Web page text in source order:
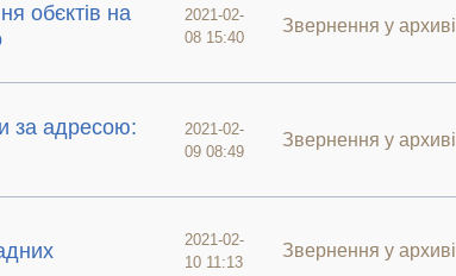
обєктів на
2021-02-
08 15:40
Звернення у архиві
за адресою:
2021-02-
09 08:49
Звернення у архиві
2021-02-
10 11:13
Звернення у архиві